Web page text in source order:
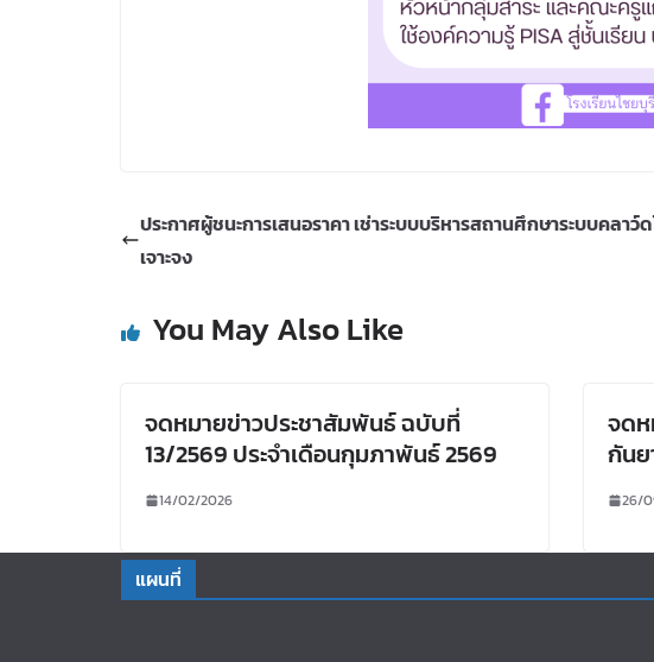
ประกาศผู้ชนะการเสนอราคา เช่าระบบบริหารสถานศึกษาระบบคลาว์
เจาะจง
You May Also Like
จดหมายข่าวประชาสัมพันธ์ ฉบับที่
13/2569 ประจำเดือนกุมภาพันธ์ 2569
14/02/2026
จด
กันย
26/
แผนที่